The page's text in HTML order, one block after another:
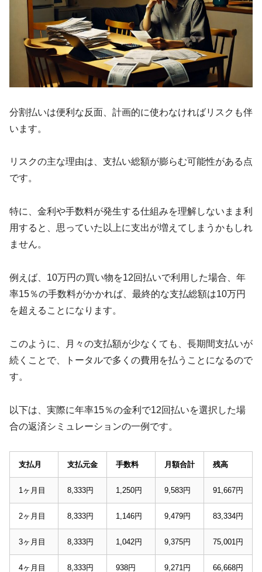
分割払いは便利な反面、計画的に使わなければリスクも伴
います。
リスクの主な理由は、支払い総額が膨らむ可能性がある点
です。
特に、金利や手数料が発生する仕組みを理解しないまま利
用すると、思っていた以上に支出が増えてしまうかもしれ
ません。
例えば、10万円の買い物を12回払いで利用した場合、年
率15％の手数料がかかれば、最終的な支払総額は10万円
を超えることになります。
このように、月々の支払額が少なくても、長期間支払いが
続くことで、トータルで多くの費用を払うことになるので
す。
以下は、実際に年率15％の金利で12回払いを選択した場
合の返済シミュレーションの一例です。
支払月 支払元金 手数料 月額合計 残高
1ヶ月目 8,333円 1,250円 9,583円 91,667円
2ヶ月目 8,333円 1,146円 9,479円 83,334円
3ヶ月目 8,333円 1,042円 9,375円 75,001円
4ヶ月目 8,333円 938円 9,271円 66,668円